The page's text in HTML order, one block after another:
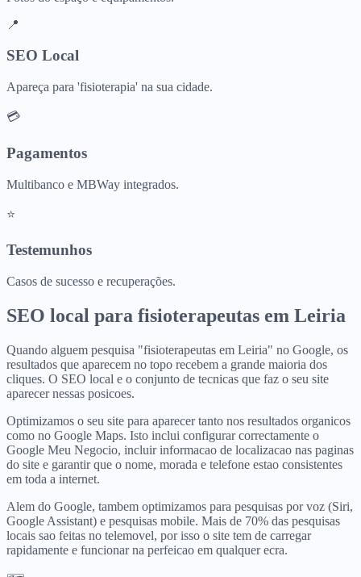
📍
SEO Local
Apareça para 'fisioterapia' na sua cidade.
💳
Pagamentos
Multibanco e MBWay integrados.
⭐
Testemunhos
Casos de sucesso e recuperações.
SEO local para fisioterapeutas em Leiria
Quando alguem pesquisa "fisioterapeutas em Leiria" no Google, os
resultados que aparecem no topo recebem a grande maioria dos
cliques. O SEO local e o conjunto de tecnicas que faz o seu site
aparecer nessas posicoes.
Optimizamos o seu site para aparecer tanto nos resultados organicos
como no Google Maps. Isto inclui configurar correctamente o
Google Meu Negocio, incluir informacao de localizacao nas paginas
do site e garantir que o nome, morada e telefone estao consistentes
em toda a internet.
Alem do Google, tambem optimizamos para pesquisas por voz (Siri,
Google Assistant) e pesquisas mobile. Mais de 70% das pesquisas
locais sao feitas no telemovel, por isso o site tem de carregar
rapidamente e funcionar na perfeicao em qualquer ecra.